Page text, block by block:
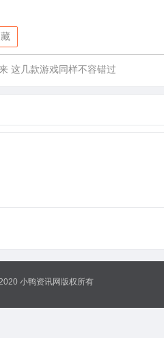
这几款游戏同样不容错过
小鸭资讯网版权所有